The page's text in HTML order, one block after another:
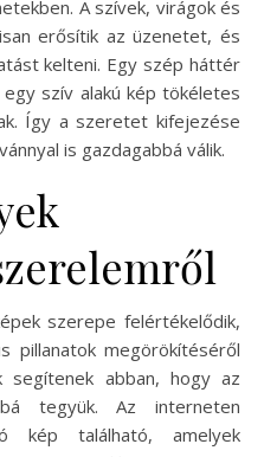
A szívek, virágok és
erősítik az üzenetet, és
kelteni. Egy szép háttér
szív alakú kép tökéletes
Így a szeretet kifejezése
is gazdagabbá válik.
szerepe felértékelődik,
pillanatok megörökítéséről
segítenek abban, hogy az
tegyük. Az interneten
kép található, amelyek